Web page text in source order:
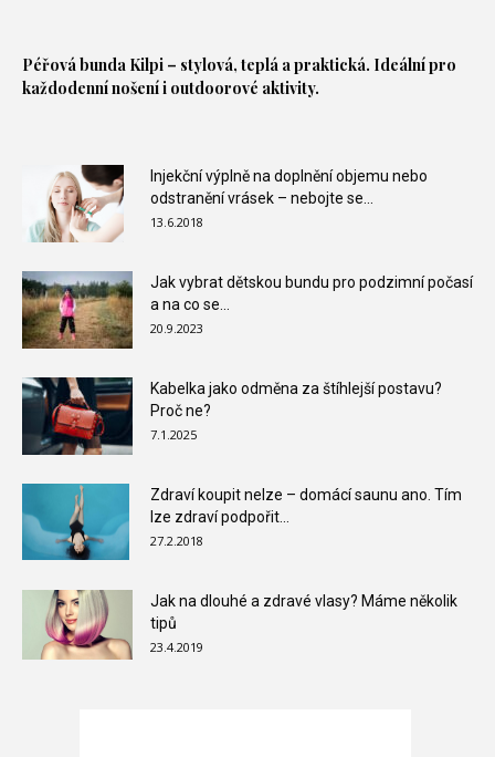
Péřová bunda Kilpi – stylová, teplá a praktická. Ideální pro
každodenní nošení i outdoorové aktivity.
Injekční výplně na doplnění objemu nebo
odstranění vrásek – nebojte se...
13.6.2018
Jak vybrat dětskou bundu pro podzimní počasí
a na co se...
20.9.2023
Kabelka jako odměna za štíhlejší postavu?
Proč ne?
7.1.2025
Zdraví koupit nelze – domácí saunu ano. Tím
lze zdraví podpořit...
27.2.2018
Jak na dlouhé a zdravé vlasy? Máme několik
tipů
23.4.2019